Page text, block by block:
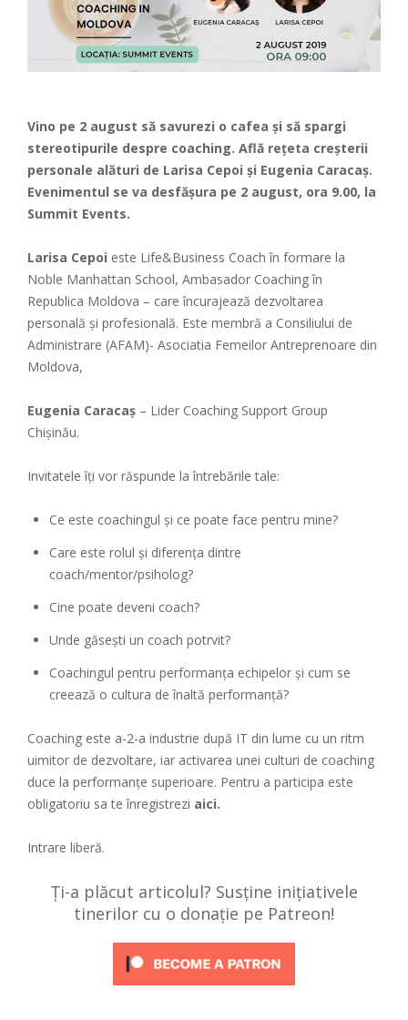
Vino pe 2 august să savurezi o cafea și să spargi
stereotipurile despre coaching. Află rețeta creșterii
personale alături de Larisa Cepoi și Eugenia Caracaș.
Evenimentul se va desfășura pe 2 august, ora 9.00, la
Summit Events.
Larisa Cepoi este Life&Business Coach în formare la
Noble Manhattan School, Ambasador Coaching în
Republica Moldova – care încurajează dezvoltarea
personală și profesională. Este membră a Consiliului de
Administrare (AFAM)- Asociatia Femeilor Antreprenoare din
Moldova,
Eugenia Caracaș – Lider Coaching Support Group
Chișinău.
Invitatele îți vor răspunde la întrebările tale:
Ce este coachingul și ce poate face pentru mine?
Care este rolul și diferența dintre
coach/mentor/psiholog?
Cine poate deveni coach?
Unde găsești un coach potrvit?
Coachingul pentru performanța echipelor și cum se
creează o cultura de înaltă performanță?
Coaching este a-2-a industrie după IT din lume cu un ritm
uimitor de dezvoltare, iar activarea unei culturi de coaching
duce la performanțe superioare. Pentru a participa este
obligatoriu sa te înregistrezi aici.
Intrare liberă.
Ți-a plăcut articolul? Susține inițiativele
tinerilor cu o donație pe Patreon!